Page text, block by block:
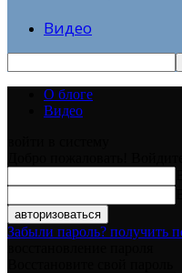
Видео
О блоге
Видео
Забыли пароль? получить